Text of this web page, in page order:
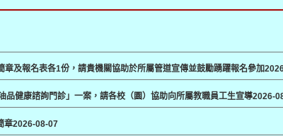
及報名表各1份，請貴機關協助於所屬管道宣傳並鼓勵踴躍報名參加
健康諮詢門診」一案，請各校（園）協助向所屬教職員工生宣導2026-
章2026-08-07